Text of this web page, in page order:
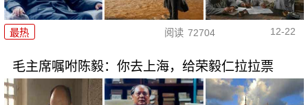
最热 阅读 72704 12-22
毛主席嘱咐陈毅：你去上海，给荣毅仁拉拉票